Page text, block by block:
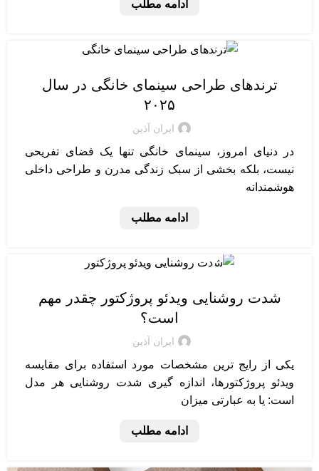
ادامه مطلب
طراحی سینمای خانگی
ترندهای طراحی سینمای خانگی در سال
۲۰۲۵
ایران آذین
در دنیای امروز، سینمای خانگی تنها یک فضای تفریحی
نیست، بلکه بخشی از سبک زندگی مدرن و طراحی داخلی
هوشمندانه
ادامه مطلب
تجهیزات سینمای خانگی
شدت روشنایی ویدئو پروژکتور چقدر مهم
است؟
ایران آذین
یکی از رایج ترین مشخصات مورد استفاده برای مقایسه
ویدئو پروژکتورها، اندازه گیری شدت روشنایی هر مدل
است: یا به عبارتی میزان
ادامه مطلب